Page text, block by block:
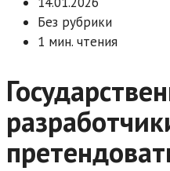
Без рубрики
1 мин. чтения